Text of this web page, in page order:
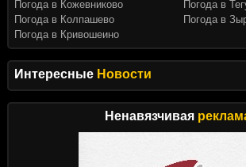
Интересные Новости
Ненавязчивая
Погода в Кожевниково
Погода в Колпашево
Погода в Кривошеино
Погода в
Погода в